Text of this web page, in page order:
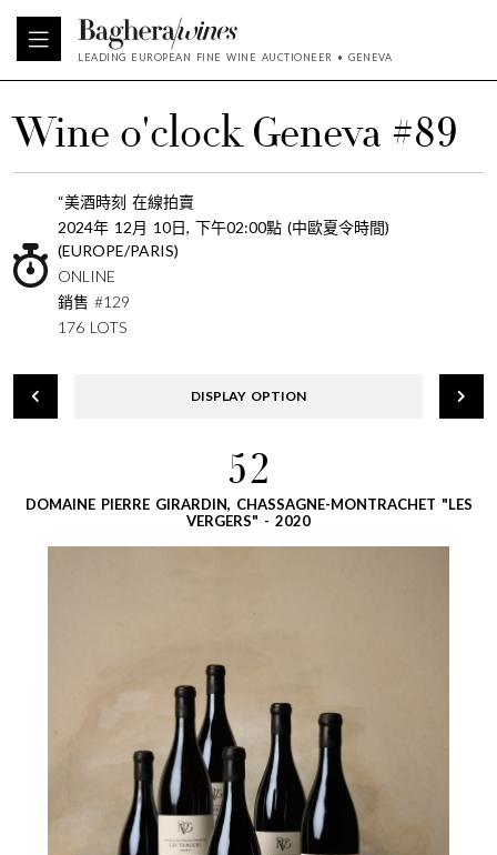
LEADING EUROPEAN FINE WINE AUCTIONEER • GENEVA
Wine o'clock Geneva #89
“美酒時刻 在線拍賣
2024年 12月 10日, 下午02:00點 (中歐夏令時間)
(EUROPE/PARIS)
ONLINE
銷售 #129
176 LOTS
DISPLAY OPTION
52
DOMAINE PIERRE GIRARDIN, CHASSAGNE-MONTRACHET "LES
VERGERS" - 2020